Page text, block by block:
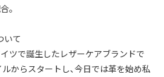
。
いて
ツで誕生したレザーケアブランドで
からスタートし､今日では革を始め私